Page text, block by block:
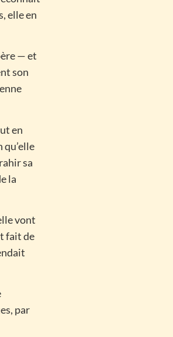
elle en
— et
son
en
sa
la
vont
fait de
par